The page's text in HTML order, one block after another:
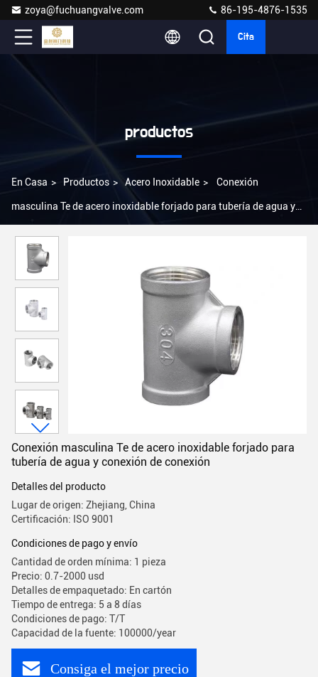
zoya@fuchuangvalve.com 86-195-4876-1535
Cita
productos
En Casa > Productos > Acero Inoxidable > Conexión
masculina Te de acero inoxidable forjado para tubería de agua y
Conexión masculina Te de acero inoxidable forjado para
tubería de agua y conexión de conexión
Detalles del producto
Lugar de origen: Zhejiang, China
Certificación: ISO 9001
Condiciones de pago y envío
Cantidad de orden mínima: 1 pieza
Precio: 0.7-2000 usd
Detalles de empaquetado: En cartón
Tiempo de entrega: 5 a 8 días
Condiciones de pago: T/T
Capacidad de la fuente: 100000/year
Consiga el mejor precio